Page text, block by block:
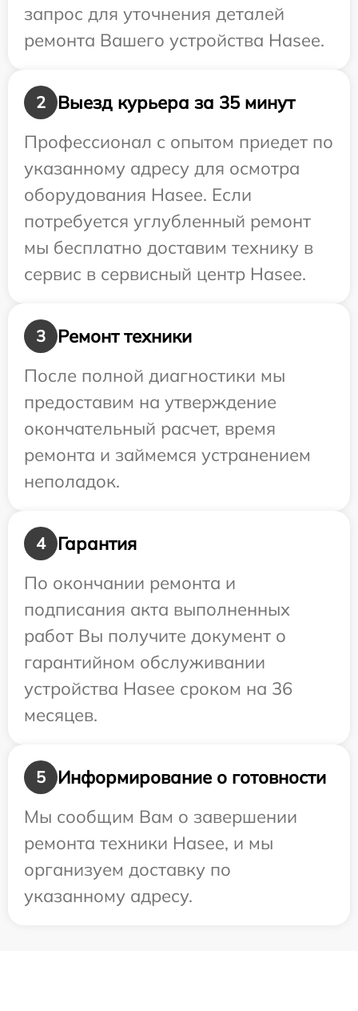
запрос для уточнения деталей
ремонта Вашего устройства Hasee.
2
Выезд курьера за 35 минут
Профессионал с опытом приедет по
указанному адресу для осмотра
оборудования Hasee. Если
потребуется углубленный ремонт
мы бесплатно доставим технику в
сервис в сервисный центр Hasee.
3
Ремонт техники
После полной диагностики мы
предоставим на утверждение
окончательный расчет, время
ремонта и займемся устранением
неполадок.
4
Гарантия
По окончании ремонта и
подписания акта выполненных
работ Вы получите документ о
гарантийном обслуживании
устройства Hasee сроком на 36
месяцев.
5
Информирование о готовности
Мы сообщим Вам о завершении
ремонта техники Hasee, и мы
организуем доставку по
указанному адресу.